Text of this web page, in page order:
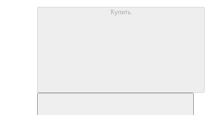
Купить